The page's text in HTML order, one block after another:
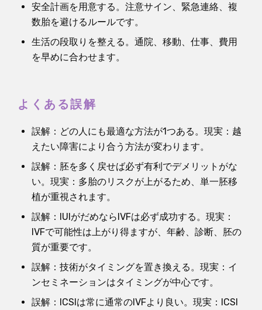
安全計画を用意する。注意サイン、緊急連絡、複
数胎を避けるルールです。
生活の段取りを整える。通院、移動、仕事、費用
を早めに合わせます。
よくある誤解
誤解：どの人にも最適な方法が1つある。現実：越
えたい障害により合う方法が変わります。
誤解：胚を多く戻せば必ず有利でデメリットがな
い。現実：多胎のリスクが上がるため、単一胚移
植が重視されます。
誤解：IUIがだめならIVFは必ず成功する。現実：
IVFで可能性は上がり得ますが、年齢、診断、胚の
質が重要です。
誤解：技術がタイミングを置き換える。現実：イ
ンセミネーションはタイミングが中心です。
誤解：ICSIは常に通常のIVFより良い。現実：ICSI